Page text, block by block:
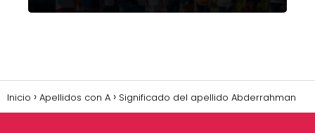
Inicio Apellidos con A Significado del apellido Abderrahman